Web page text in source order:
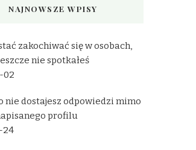
NAJNOWSZE WPISY
zakochiwać się w osobach,
nie spotkałeś
02
nie dostajesz odpowiedzi mimo
profilu
24